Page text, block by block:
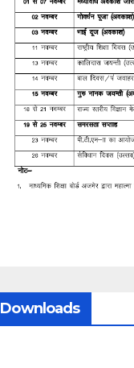
Downloads